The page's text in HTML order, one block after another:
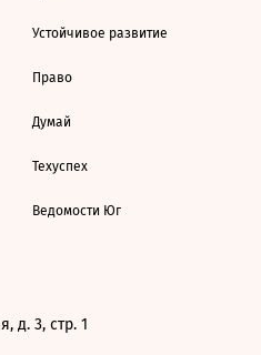
Устойчивое развитие
Право
Думай
Техуспех
Ведомости Юг
д. 3, стр. 1